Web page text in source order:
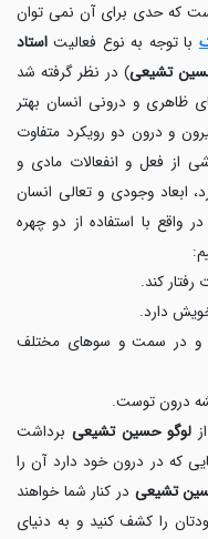
که حدی برای آن نمی توان
با توجه به نوع فعالیت استاد
تشیعی) در نظر گرفته شد
ظاهری و درونی انسان بهتر
و درون دو رویکرد متفاوت
از فعل و انفعالات مادی و
ابعاد وجودی و تعالی انسان
واقع با استفاده از دو چهره
و در سمت و سوهای مختلف
لوگو حسین تشیعی برداشت
که در درون خود دارد آن را
تشیعی در کنار شما خواهند
را کشف کنید و به دنیای